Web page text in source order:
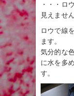
・・・ロ
見えませ
ロウで線
ます。
気分的な
に水を多
す。